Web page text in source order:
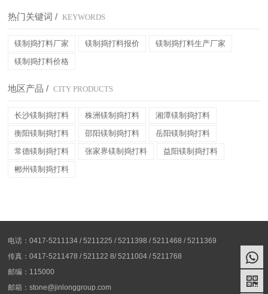
热门关键词 / KEYWORDS
镁制捣打料厂家 镁制捣打料报价
镁制捣打料生产厂家
镁制捣打料价格
地区产品 / CITY PRODUCTS
长沙镁制捣打料 株洲镁制捣打料
湘潭镁制捣打料
衡阳镁制捣打料
邵阳镁制捣打料
岳阳镁制捣打料
常德镁制捣打料
张家界镁制捣打料
益阳镁制捣打料
郴州镁制捣打料
电话：0417-5211134 / 5211225 / 5211398 / 5211468 / 5211369
传真：0417-5211478 / 521122 8/ 5211004 / 5211768
邮编：115000
邮箱：stone@jinlonggroup.com